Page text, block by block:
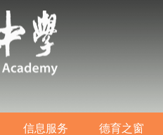
信息服务 德育之窗